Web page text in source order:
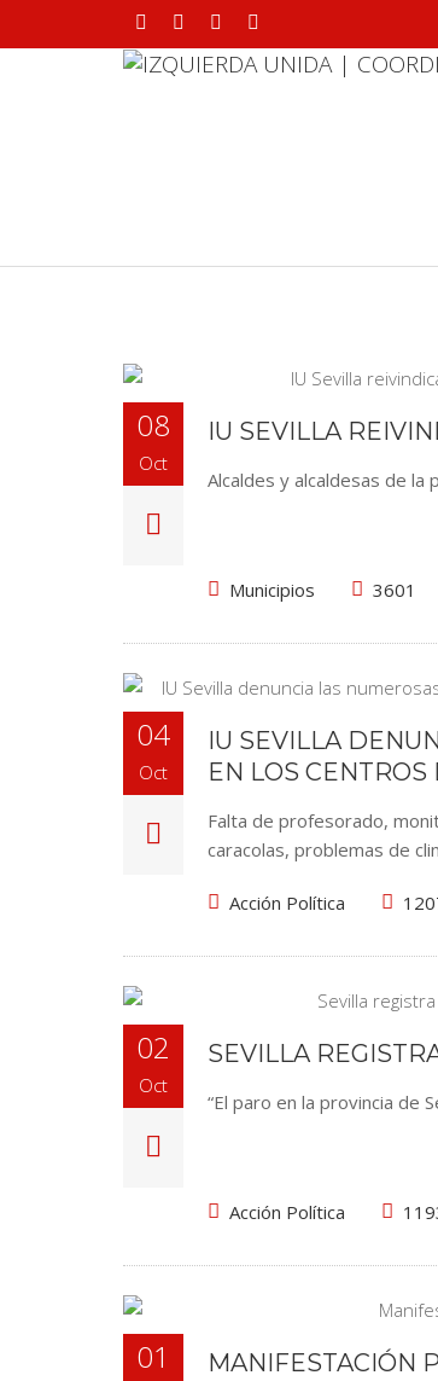
08
Oct
IU SEVILLA
Alcaldes y alcaldesas de la
Municipios 3601
04
Oct
IU SEVILLA
EN LOS
Falta de profesorado,
caracolas, problemas de
Acción Política
02
Oct
SEVILLA
“El paro en la provincia de
Acción Política
01 MANIFESTACIÓN